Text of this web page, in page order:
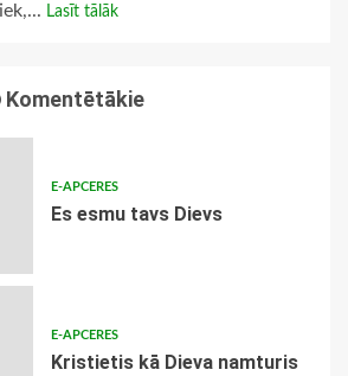
Lasīt tālāk
Komentētākie
E-APCERES
Es esmu tavs Dievs
E-APCERES
Kristietis kā Dieva namturis